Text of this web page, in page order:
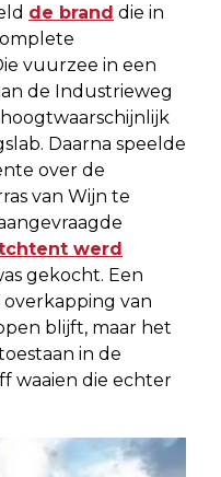
de brand die in
vuurzee in een
de Industrieweg
Daarna speelde
over de
van Wijn te
werd
gekocht. Een
van
blijft, maar het
in de
waaien die echter